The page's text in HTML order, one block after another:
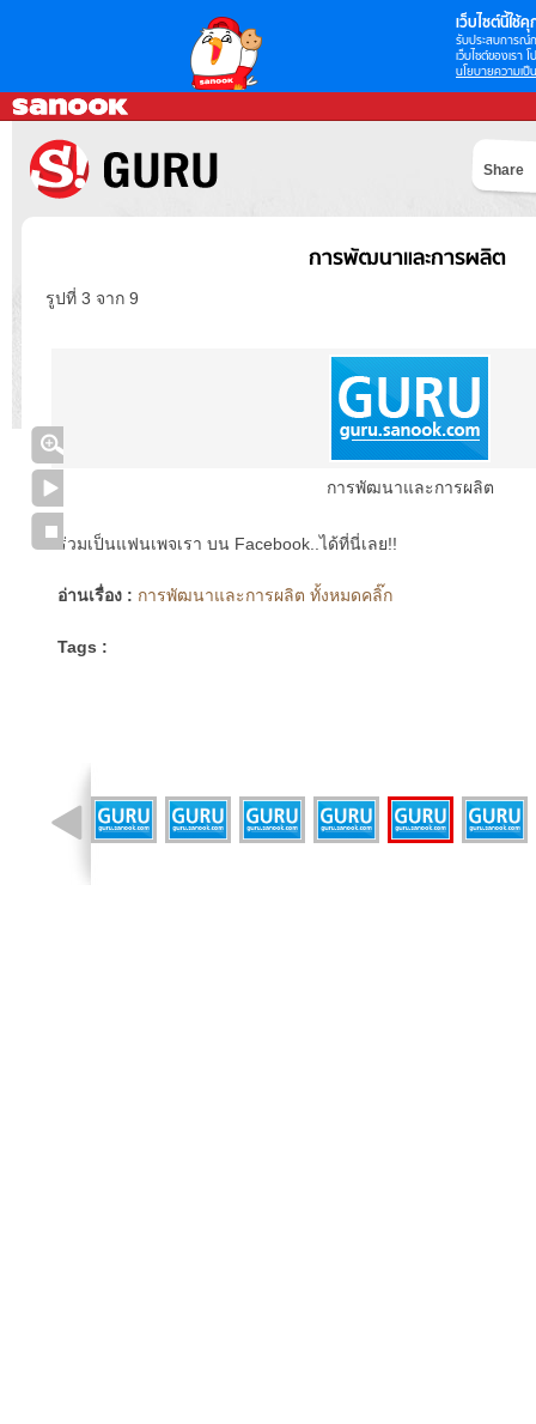
เว็บไซต์นี้ใช้คุ
รับประสบการณ์
เว็บไซต์ของเรา
นโยบายความเป็
Share
การพัฒนาและการผลิต
รูปที่ 3 จาก 9
การพัฒนาและการผลิต
ร่วมเป็นแฟนเพจเรา บน Facebook..ได้ที่นี่เลย!!
อ่านเรื่อง : การพัฒนาและการผลิต ทั้งหมดคลิ๊ก
Tags :